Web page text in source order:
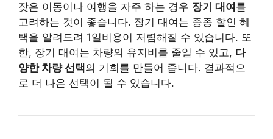
잦은 이동이나 여행을 자주 하는 경우 장기 대여 를
고려하는 것이 좋습니다. 장기 대여는 종종 할인 혜
택을 알려드려 1일비용이 저렴해질 수 있습니다. 또
한, 장기 대여는 차량의 유지비를 줄일 수 있고, 다
양한 차량 선택의 기회를 만들어 줍니다. 결과적으
로 더 나은 선택이 될 수 있습니다.